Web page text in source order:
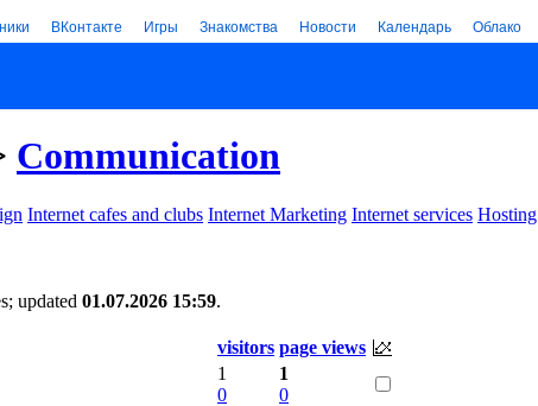
ВКонтакте Игры Знакомства Новости Календарь Облако
Communication
Internet cafes and clubs Internet Marketing Internet services Hosting
updated 01.07.2026 15:59.
visitors page views
1
0
1
0